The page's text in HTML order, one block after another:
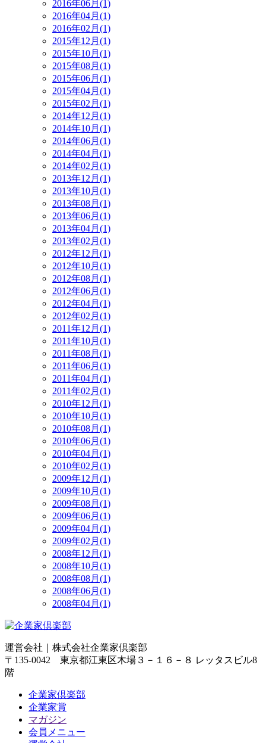
2016年06月(1)
2016年04月(1)
2016年02月(1)
2015年12月(1)
2015年10月(1)
2015年08月(1)
2015年06月(1)
2015年04月(1)
2015年02月(1)
2014年12月(1)
2014年10月(1)
2014年06月(1)
2014年04月(1)
2014年02月(1)
2013年12月(1)
2013年10月(1)
2013年08月(1)
2013年06月(1)
2013年04月(1)
2013年02月(1)
2012年12月(1)
2012年10月(1)
2012年08月(1)
2012年06月(1)
2012年04月(1)
2012年02月(1)
2011年12月(1)
2011年10月(1)
2011年08月(1)
2011年06月(1)
2011年04月(1)
2011年02月(1)
2010年12月(1)
2010年10月(1)
2010年08月(1)
2010年06月(1)
2010年04月(1)
2010年02月(1)
2009年12月(1)
2009年10月(1)
2009年08月(1)
2009年06月(1)
2009年04月(1)
2009年02月(1)
2008年12月(1)
2008年10月(1)
2008年08月(1)
2008年06月(1)
2008年04月(1)
運営会社｜ 株式会社企業家倶楽部
〒135-0042 東京都江東区木場３－１６－８ レッタスビル8
階
企業家倶楽部
企業家賞
マガジン
会員メニュー